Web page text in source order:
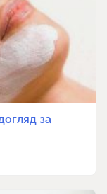
за